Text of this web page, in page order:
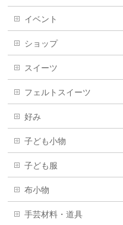
イベント
ショップ
スイーツ
フェルトスイーツ
好み
子ども小物
子ども服
布小物
手芸材料・道具